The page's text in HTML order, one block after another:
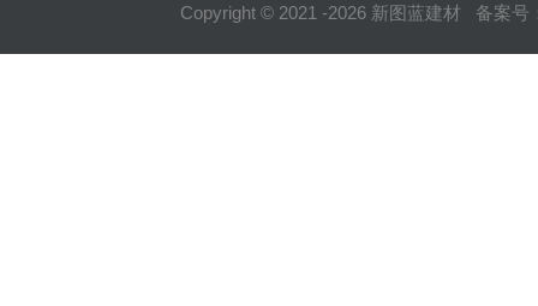
Copyright © 2021 -2026 新图蓝建材 备案号